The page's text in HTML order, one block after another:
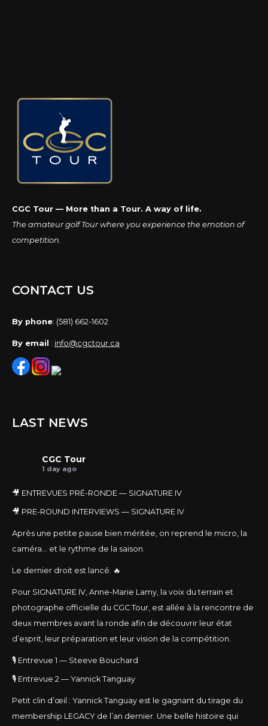
CGC Tour — More than a Tour. A way of life.
The amateur golf Tour where you experience the emotion of
competition.
CONTACT US
By phone: (581) 662-1602
By email : info@cgctour.ca
LAST NEWS
CGC Tour
1 day ago
🎥 ENTREVUES PRÉ-RONDE — SIGNATURE IV
🎥 PRE-ROUND INTERVIEWS — SIGNATURE IV
Après une petite pause bien méritée, on reprend le micro, la
caméra… et le rythme de la saison.
Le dernier droit est lancé. 🔥
Pour SIGNATURE IV, Anne-Marie Lamy, la voix du terrain et
photographe officielle du CGC Tour, est allée à la rencontre de
deux membres avant la ronde afin de découvrir leur état
d’esprit, leur préparation et leur vision de la compétition.
🎙️ Entrevue 1 — Steeve Bouchard
🎙️ Entrevue 2 — Yannick Tanguay
Petit clin d’œil : Yannick Tanguay est le gagnant du tirage du
membership LEGACY de l’an dernier. Une belle histoire qui